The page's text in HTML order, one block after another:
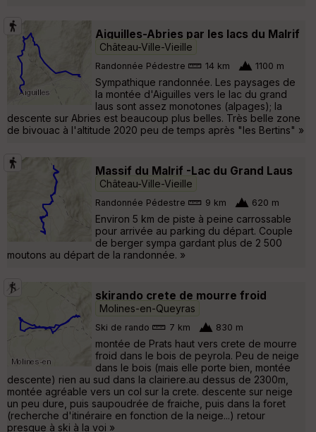
Aiguilles-Abries par les lacs du Malrif
Château-Ville-Vieille
Randonnée Pédestre 14 km 1100 m
Sympathique randonnée. Les paysages de
la montée d'Aiguilles vers le lac du grand
laus sont assez monotones (alpages); la
descente sur Abries est beaucoup plus belles. Très belle zone
de bivouac à l'altitude 2020 peu de temps après "les Bertins" »
Massif du Malrif -Lac du Grand Laus
Château-Ville-Vieille
Randonnée Pédestre 9 km 620 m
Environ 5 km de piste à peine carrossable
pour arrivée au parking du départ. Couple
de berger sympa gardant plus de 2 500
moutons au départ de la randonnée. »
skirando crete de mourre froid
Molines-en-Queyras
Ski de rando 7 km 830 m
montée de Prats haut vers crete de mourre
froid dans le bois de peyrola. Peu de neige
dans le bois (mais elle porte bien, montée
descente) rien au sud dans la clairiere.au dessus de 2300m,
montée agréable vers un col sur la crete. descente sur neige
un peu dure, puis saupoudrée de fraiche, puis dans la foret
(recherche d'itinéraire en fonction de la neige...) retour
presque à ski à la voi »